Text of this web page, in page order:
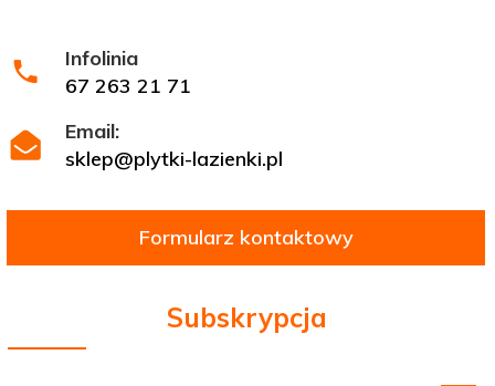
Infolinia
67 263 21 71
Email:
sklep@plytki-lazienki.pl
Formularz kontaktowy
Subskrypcja